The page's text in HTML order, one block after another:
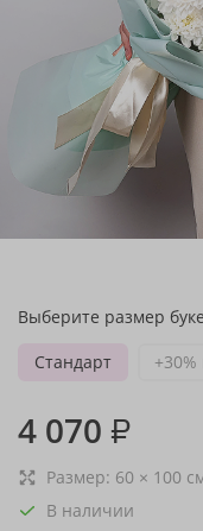
Выберите размер
Стандарт
+30%
4 070 ₽
Размер: 60 × 100
В наличии